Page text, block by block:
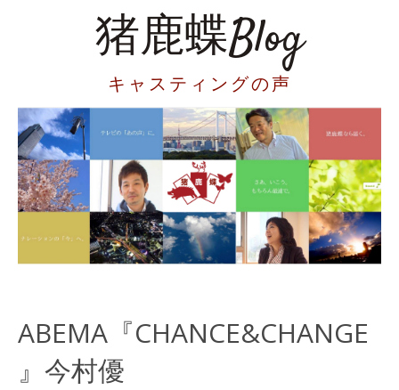
猪鹿蝶Blog
キャスティングの声
ABEMA『CHANCE&CHANGE
』今村優